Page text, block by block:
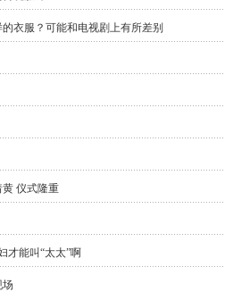
衣服？可能和电视剧上有所差别
仪式隆重
才能叫“太太”啊